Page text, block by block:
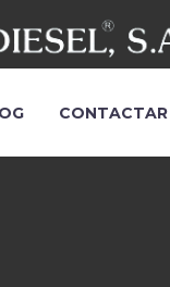
CONTACTAR